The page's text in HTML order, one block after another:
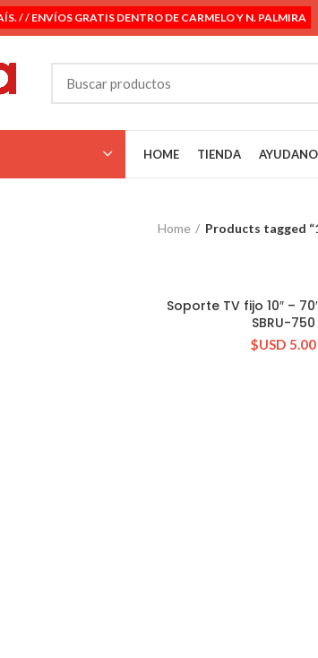
/ / ENVÍOS GRATIS DENTRO DE CARMELO Y N. PALMIRA
HOME TIENDA
Home Products tagged
CONSULTAR
Soporte TV fijo 10″ –
SBRU-750
$USD 5.00